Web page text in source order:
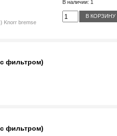
В наличии: 1
В КОРЗИНУ
Knorr bremse
фильтром)
фильтром)